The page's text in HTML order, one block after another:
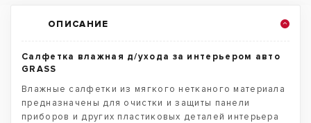
ОПИСАНИЕ
Салфетка влажная д/ухода за интерьером авто
GRASS
Влажные салфетки из мягкого нетканого материала
предназначены для очистки и защиты панели
приборов и других пластиковых деталей интерьера